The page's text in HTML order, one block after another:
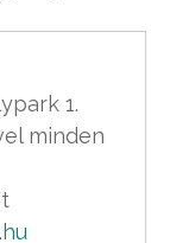
1.
minden
Felnőtt jegy: 3000 Ft